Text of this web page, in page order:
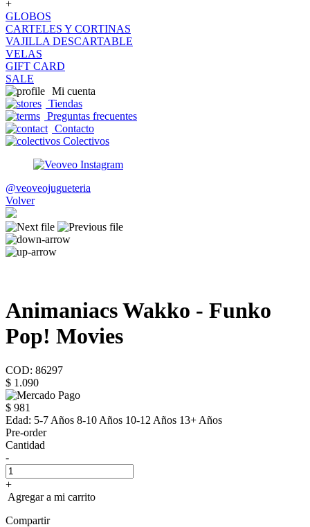
+
GLOBOS
CARTELES Y CORTINAS
VAJILLA DESCARTABLE
VELAS
GIFT CARD
SALE
Mi cuenta
Tiendas
Preguntas frecuentes
Contacto
Colectivos
@veoveojugueteria
Volver
Animaniacs Wakko - Funko
Pop! Movies
COD: 86297
$ 1.090
$ 981
Edad: 5-7 Años 8-10 Años 10-12 Años 13+ Años
Pre-order
Cantidad
-
+
Agregar a mi carrito
Compartir